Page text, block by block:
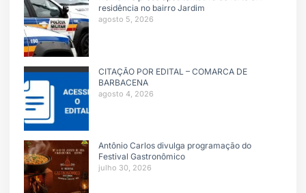
residência no bairro Jardim
agosto 5, 2026
CITAÇÃO POR EDITAL – COMARCA DE
BARBACENA
agosto 4, 2026
Antônio Carlos divulga programação do
Festival Gastronômico
julho 30, 2026